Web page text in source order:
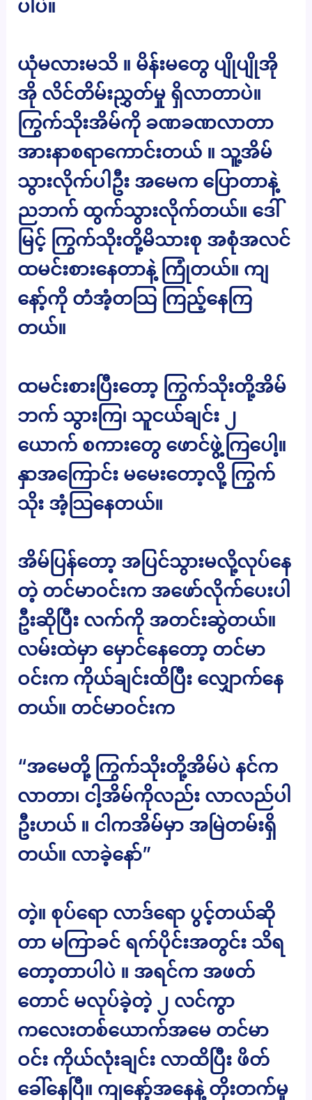
ပါပဲ။
ယုံမလားမသိ ။ မိန်းမတွေ ပျိုပျိုအို
အို လိင်တိမ်းညွှတ်မှု ရှိလာတာပဲ။
ကြွက်သိုးအိမ်ကို ခဏခဏလာတာ
အားနာစရာကောင်းတယ် ။ သူ့အိမ်
သွားလိုက်ပါဦး အမေက ပြောတာနဲ့
ညဘက် ထွက်သွားလိုက်တယ်။ ဒေါ်
မြင့် ကြွက်သိုးတို့မိသားစု အစုံအလင်
ထမင်းစားနေတာနဲ့ ကြုံတယ်။ ကျ
နော့်ကို တံအံ့တသြ ကြည့်နေကြ
တယ်။
ထမင်းစားပြီးတော့ ကြွက်သိုးတို့အိမ်
ဘက် သွားကြ၊ သူငယ်ချင်း ၂
ယောက် စကားတွေ ဖောင်ဖွဲ့ကြပေါ့။
နှာအကြောင်း မမေးတော့လို့ ကြွက်
သိုး အံ့သြနေတယ်။
အိမ်ပြန်တော့ အပြင်သွားမလို့လုပ်နေ
တဲ့ တင်မာဝင်းက အဖော်လိုက်ပေးပါ
ဦးဆိုပြီး လက်ကို အတင်းဆွဲတယ်။
လမ်းထဲမှာ မှောင်နေတော့ တင်မာ
ဝင်းက ကိုယ်ချင်းထိပြီး လျှောက်နေ
တယ်။ တင်မာဝင်းက
“အမေတို့ ကြွက်သိုးတို့အိမ်ပဲ နင်က
လာတာ၊ ငါ့အိမ်ကိုလည်း လာလည်ပါ
ဦးဟယ် ။ ငါကအိမ်မှာ အမြဲတမ်းရှိ
တယ်။ လာခဲ့နော်”
တဲ့။ စုပ်ရော လာဒ်ရော ပွင့်တယ်ဆို
တာ မကြာခင် ရက်ပိုင်းအတွင်း သိရ
တော့တာပါပဲ ။ အရင်က အဖတ်
တောင် မလုပ်ခဲ့တဲ့ ၂ လင်ကွာ
ကလေးတစ်ယောက်အမေ တင်မာ
ဝင်း ကိုယ်လုံးချင်း လာထိပြီး ဖိတ်
ခေါ်နေပြီ။ ကျနော့်အနေနဲ့ တိုးတက်မှု